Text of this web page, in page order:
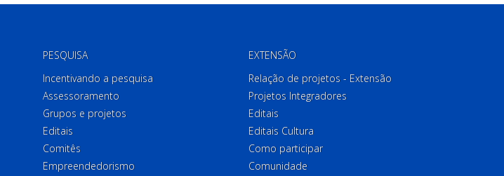
PESQUISA
Incentivando a pesquisa
Assessoramento
Grupos e projetos
Editais
Comitês
Empreendedorismo
EXTENSÃO
Relação de projetos - Extensão
Projetos Integradores
Editais
Editais Cultura
Como participar
Comunidade